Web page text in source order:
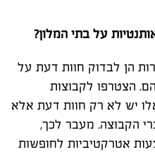
על בתי המלון?
הן לבדוק חוות דעת על
הצטרפו לקבוצות
יש לא רק חוות דעת אלא
הקבוצה. מעבר לכך,
אטרקטיביות לחופשות